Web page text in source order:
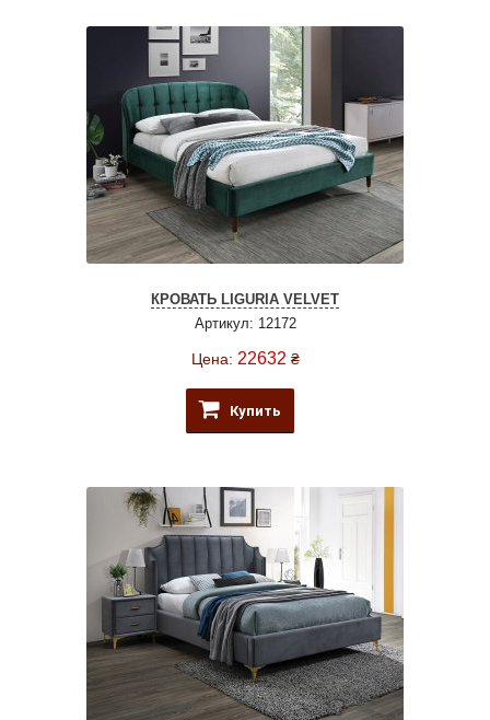
КРОВАТЬ LIGURIA VELVET
Артикул: 12172
Цена: 22632 ₴
Купить